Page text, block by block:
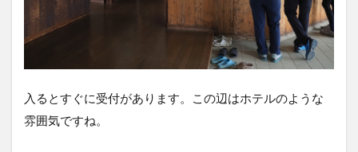
入るとすぐに受付があります。この辺はホテルのような
雰囲気ですね。